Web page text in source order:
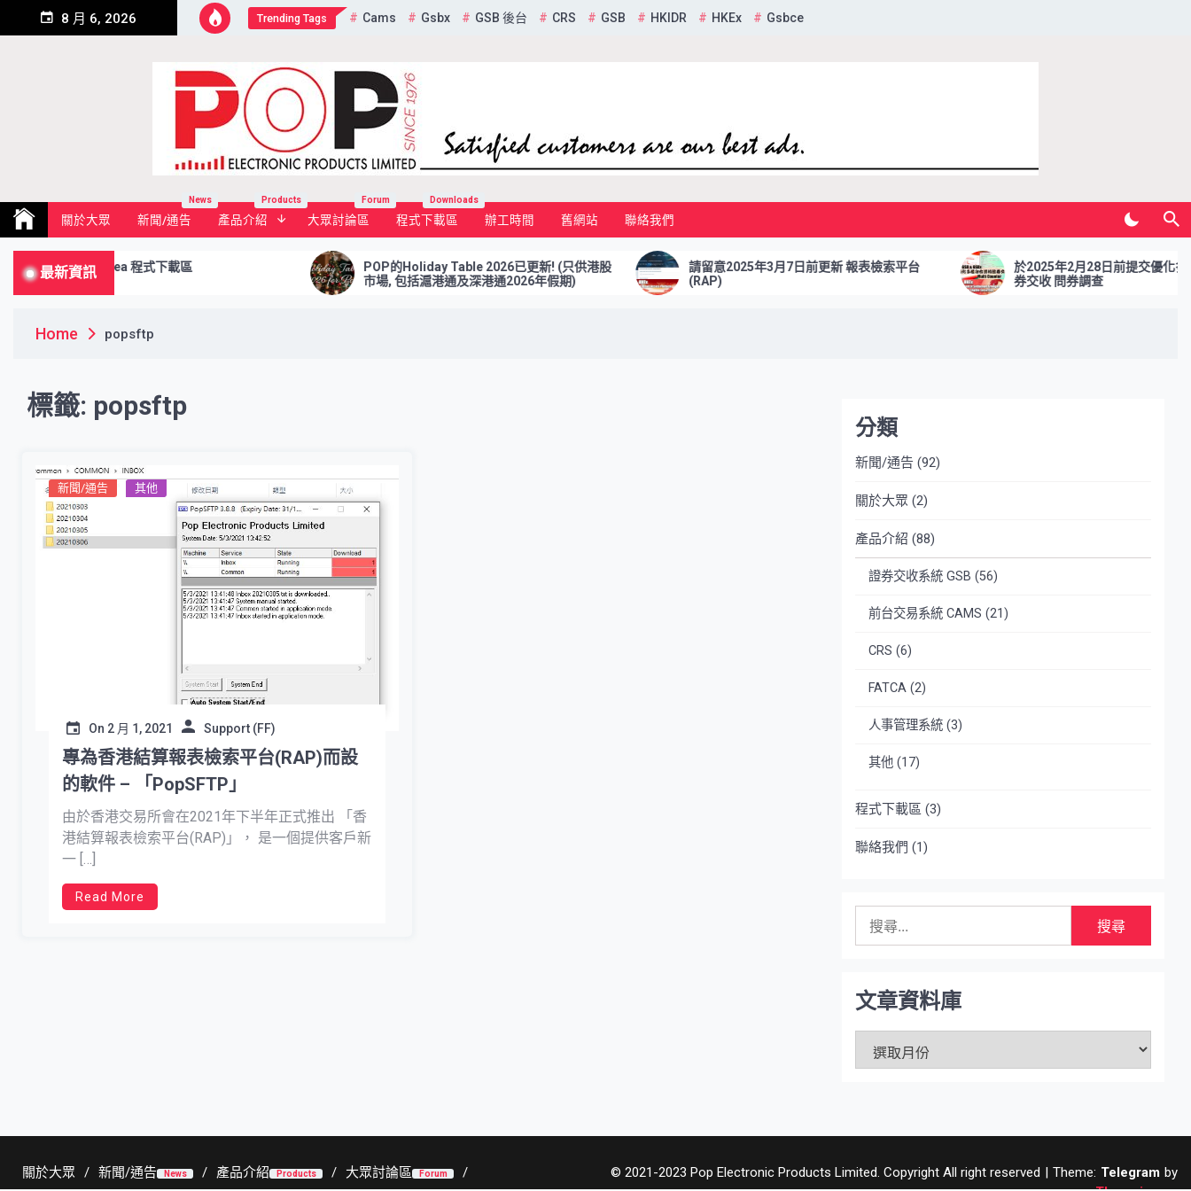
8 月 6, 2026 Trending Tags Cams Gsbx GSB 後台 CRS GSB HKIDR HKEx Gsbce
Pop Electronic Products Limited
關於大眾 新聞/通告
News
產品介紹
Products
大眾討論區
Forum
程式下載區
Downloads
辦工時間 舊網站 聯絡我們
最新資訊
Download Area 程式下載區
POP的Holiday Table 2026已更新! (只供港股
市場, 包括滬港通及深港通2026年假期)
請留意2025年3月7日前更新 報表檢索平台
(RAP)
於2025年2月28日前提交優化多櫃
券交收 問券調查
Home popsftp
標籤: popsftp
新聞/通告 其他
On 2 月 1, 2021 Support (FF)
專為香港結算報表檢索平台(RAP)而設
的軟件 – 「PopSFTP」
由於香港交易所會在2021年下半年正式推出 「香
港結算報表檢索平台(RAP)」， 是一個提供客戶新
一 […]
Read More
分類
新聞/通告 (92)
關於大眾 (2)
產品介紹 (88)
證券交收系統 GSB (56)
前台交易系統 CAMS (21)
CRS (6)
FATCA(2)
人事管理系統(3)
其他(17)
程式下載區 (3)
聯絡我們 (1)
字:
文章資料庫
資
關於大眾 新聞/通告 News 產品介紹 Products 大眾討論區 Forum © 2021-2023 Pop Electronic Products Limited. Copyright All right reserved | Theme: Telegram by